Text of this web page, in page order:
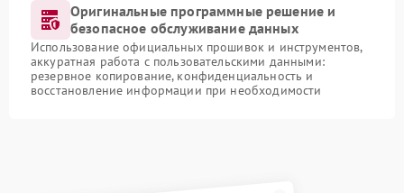
Оригинальные программные решение и
безопасное обслуживание данных
Использование официальных прошивок и инструментов,
аккуратная работа с пользовательскими данными:
резервное копирование, конфиденциальность и
восстановление информации при необходимости